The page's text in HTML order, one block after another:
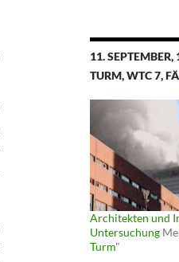
11. SEPTEMBER,
TURM, WTC 7,
Architekten und
Untersuchung
Turm"